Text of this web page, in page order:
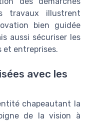
travaux illustrent
bien guidée
aussi sécuriser les
et entreprises.
avec les
chapeautant la
de la vision à